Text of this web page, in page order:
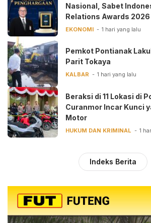
Nasional, Sabet
Relations Awards 2026
EKONOMI 1 hari yang lalu
Pemkot Pontianak
Parit Tokaya
KALBAR 1 hari yang lalu
Beraksi di 11 Lokasi di
Curanmor Incar Kunci
Motor
HUKUM DAN KRIMINAL 1
Indeks Berita